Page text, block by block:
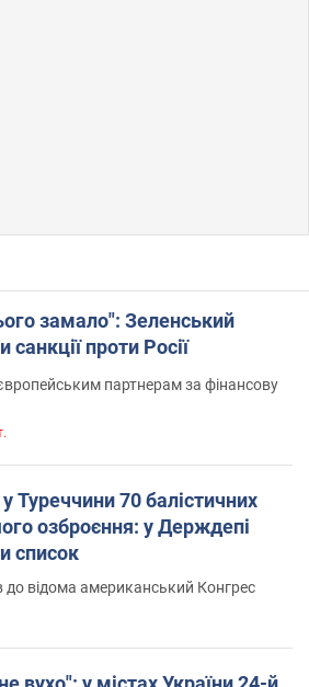
замало": Зеленський
проти Росії
партнерам за фінансову
Туреччини 70 балістичних
озброєння: у Держдепі
список
відома американський Конгрес